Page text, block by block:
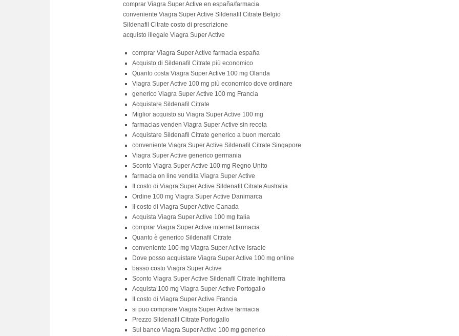
comprar Viagra Super Active en españa/farmacia
conveniente Viagra Super Active Sildenafil Citrate Belgio
Sildenafil Citrate costo di prescrizione
acquisto illegale Viagra Super Active
comprar Viagra Super Active farmacia españa
Acquisto di Sildenafil Citrate più economico
Quanto costa Viagra Super Active 100 mg Olanda
Viagra Super Active 100 mg più economico dove ordinare
generico Viagra Super Active 100 mg Francia
Acquistare Sildenafil Citrate
Miglior acquisto su Viagra Super Active 100 mg
farmacias venden Viagra Super Active sin receta
Acquistare Sildenafil Citrate generico a buon mercato
conveniente Viagra Super Active Sildenafil Citrate Singapore
Viagra Super Active generico germania
Sconto Viagra Super Active 100 mg Regno Unito
farmacia on line vendita Viagra Super Active
Il costo di Viagra Super Active Sildenafil Citrate Australia
Ordine 100 mg Viagra Super Active Danimarca
Il costo di Viagra Super Active Canada
Acquista Viagra Super Active 100 mg Italia
comprar Viagra Super Active internet farmacia
Quanto è generico Sildenafil Citrate
conveniente 100 mg Viagra Super Active Israele
Dove posso acquistare Viagra Super Active 100 mg online
basso costo Viagra Super Active
Sconto Viagra Super Active Sildenafil Citrate Inghilterra
Acquista 100 mg Viagra Super Active Portogallo
Il costo di Viagra Super Active Francia
si puo comprare Viagra Super Active farmacia
Prezzo Sildenafil Citrate Portogallo
Sul banco Viagra Super Active 100 mg generico